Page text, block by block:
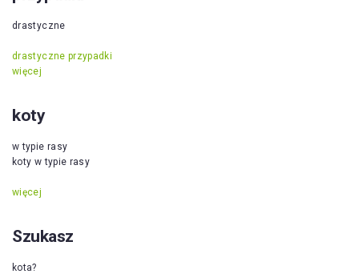
drastyczne
drastyczne przypadki
więcej
koty
w typie rasy
koty w typie rasy
więcej
Szukasz
kota?